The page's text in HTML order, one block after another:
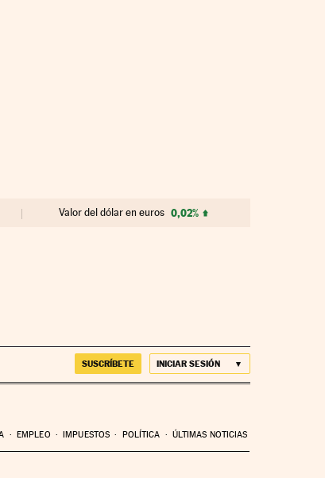
Valor del dólar en euros 0,02%
SUSCRÍBETE INICIAR SESIÓN
EMPLEO IMPUESTOS POLÍTICA ÚLTIMAS NOTICIAS